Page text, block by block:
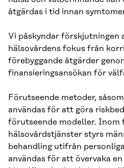
åtgärdas i tid innan
Vi påskyndar förskjutningen
hälsovårdens fokus från
förebyggande åtgärder
finansieringsansökan för
Förutseende metoder,
användas för att göra
förutseende modeller. Inom
hälsovårdstjänster styrs
behandling utifrån
användas för att övervaka